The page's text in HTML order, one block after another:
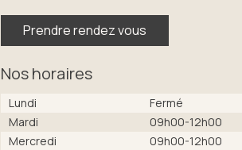
Prendre rendez vous
Nos horaires
Lundi
Fermé
Mardi
09h00-12h00
Mercredi
09h00-12h00